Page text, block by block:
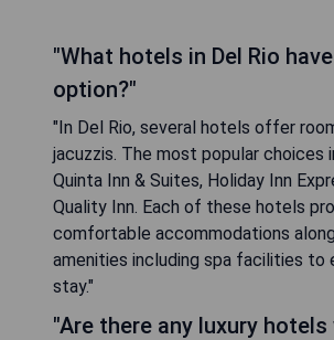
"What hotels in Del Rio
option?"
"In Del Rio, several hotels offer
jacuzzis. The most popular choices
Quinta Inn & Suites, Holiday Inn
Quality Inn. Each of these hotels
comfortable accommodations
amenities including spa facilities to
stay."
"Are there any luxury